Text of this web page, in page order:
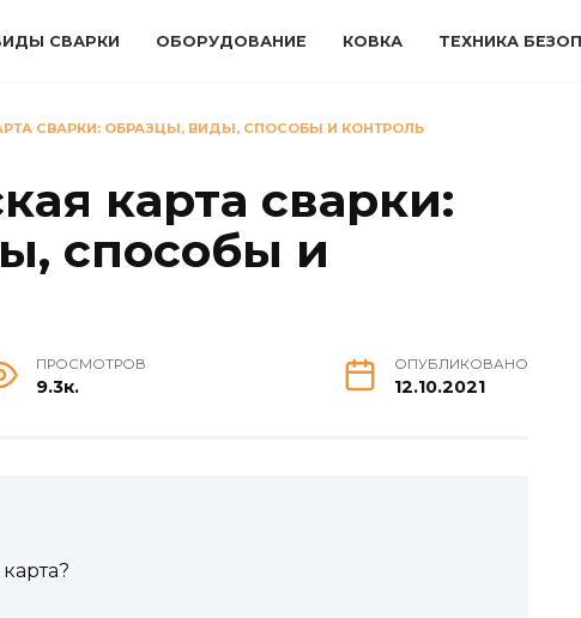
СВАРКИ ОБОРУДОВАНИЕ КОВКА ТЕХНИКА
СВАРКИ: ОБРАЗЦЫ, ВИДЫ, СПОСОБЫ И КОНТРОЛЬ
карта сварки:
способы и
ПРОСМОТРОВ
9.3к.
ОПУБЛИКОВАНО
12.10.2021